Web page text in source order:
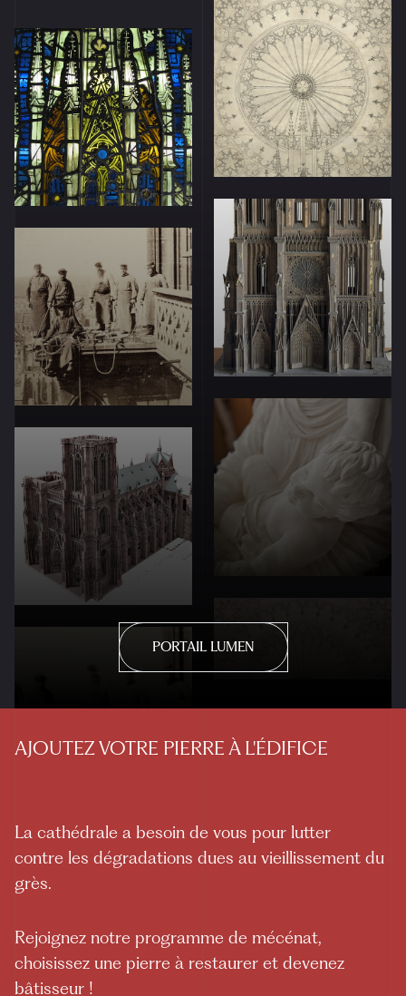
PORTAIL LUMEN
AJOUTEZ VOTRE PIERRE À L'ÉDIFICE
La cathédrale a besoin de vous pour lutter
contre les dégradations dues au vieillissement du
grès.
Rejoignez notre programme de mécénat,
choisissez une pierre à restaurer et devenez
bâtisseur !